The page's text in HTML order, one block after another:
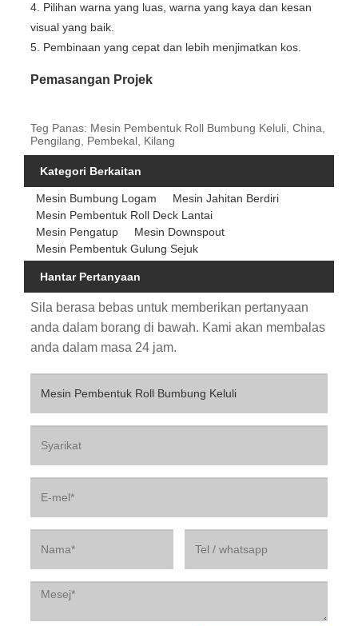
4. Pilihan warna yang luas, warna yang kaya dan kesan
visual yang baik.
5. Pembinaan yang cepat dan lebih menjimatkan kos.
Pemasangan Projek
Teg Panas: Mesin Pembentuk Roll Bumbung Keluli, China,
Pengilang, Pembekal, Kilang
Kategori Berkaitan
Mesin Bumbung Logam
Mesin Jahitan Berdiri
Mesin Pembentuk Roll Deck Lantai
Mesin Pengatup
Mesin Downspout
Mesin Pembentuk Gulung Sejuk
Hantar Pertanyaan
Sila berasa bebas untuk memberikan pertanyaan
anda dalam borang di bawah. Kami akan membalas
anda dalam masa 24 jam.